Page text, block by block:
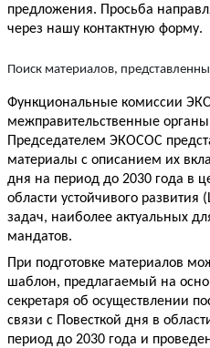
предложения. Просьба
через нашу контактную форму.
Поиск материалов,
Функциональные комиссии
межправительственные
Председателем ЭКОСОС
материалы с описанием их
дня на период до 2030 года в
области устойчивого
задач, наиболее актуальных
мандатов.
При подготовке материалов
шаблон, предлагаемый на
секретаря об осуществлении
связи с Повесткой дня в
период до 2030 года и